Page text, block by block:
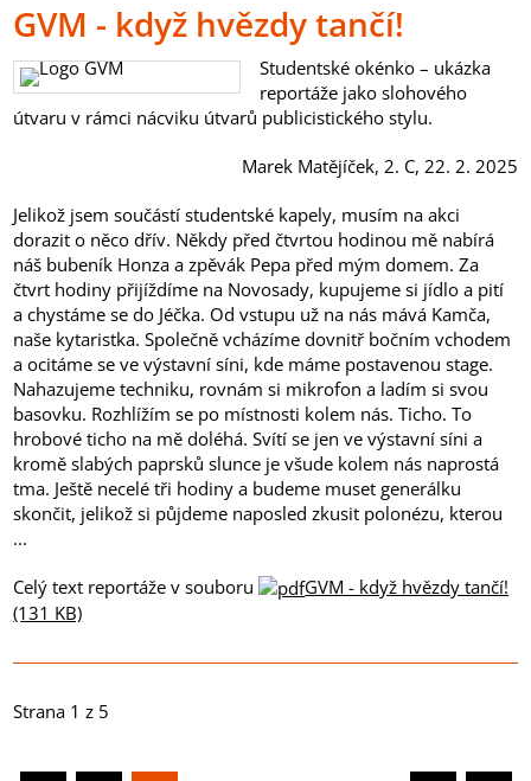
GVM - když hvězdy tančí!
Studentské okénko – ukázka
reportáže jako slohového
útvaru v rámci nácviku útvarů publicistického stylu.
Marek Matějíček, 2. C, 22. 2. 2025
Jelikož jsem součástí studentské kapely, musím na akci
dorazit o něco dřív. Někdy před čtvrtou hodinou mě nabírá
náš bubeník Honza a zpěvák Pepa před mým domem. Za
čtvrt hodiny přijíždíme na Novosady, kupujeme si jídlo a pití
a chystáme se do Jéčka. Od vstupu už na nás mává Kamča,
naše kytaristka. Společně vcházíme dovnitř bočním vchodem
a ocitáme se ve výstavní síni, kde máme postavenou stage.
Nahazujeme techniku, rovnám si mikrofon a ladím si svou
basovku. Rozhlížím se po místnosti kolem nás. Ticho. To
hrobové ticho na mě doléhá. Svítí se jen ve výstavní síni a
kromě slabých paprsků slunce je všude kolem nás naprostá
tma. Ještě necelé tři hodiny a budeme muset generálku
skončit, jelikož si půjdeme naposled zkusit polonézu, kterou
...
Celý text reportáže v souboru
GVM - když hvězdy tančí!
(131 KB)
Strana 1 z 5